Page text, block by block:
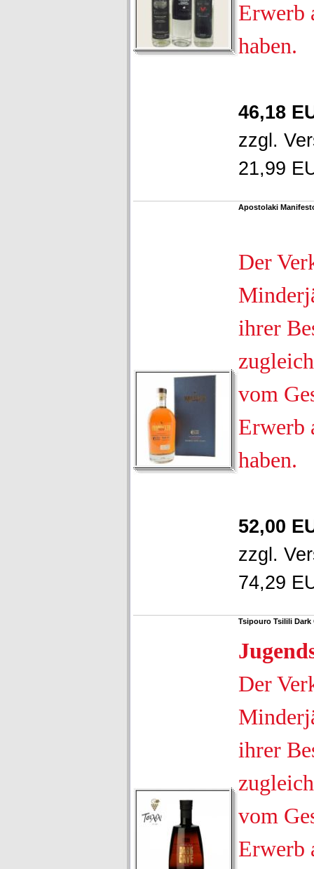
Erwerb
haben.
46,18
zzgl.
21,99
Apostolaki
Der
ihrer
vom
Erwerb
haben.
52,00
zzgl.
74,29
Tsipouro Tsilili Dark
Der
ihrer
vom
Erwerb